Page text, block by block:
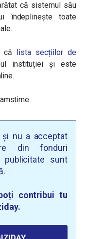
că sistemul său
îndeplinește toate
că lista secțiilor de
instituției și este
și nu a acceptat
din fonduri
publicitate sunt
contribui tu